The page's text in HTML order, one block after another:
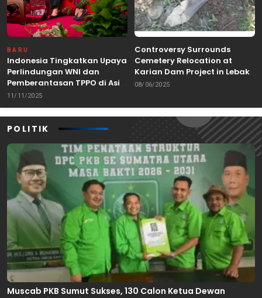
BARU
Indonesia Tingkatkan Upaya
Perlindungan WNI dan
Pemberantasan TPPO di Asia
Tenggara
11/11/2025
Controversy Surrounds
Cemetery Relocation at
Karian Dam Project in Lebak,
Banten
08/06/2025
POLITIK
Muscab PKB Sumut Sukses, 130 Calon Ketua Dewan